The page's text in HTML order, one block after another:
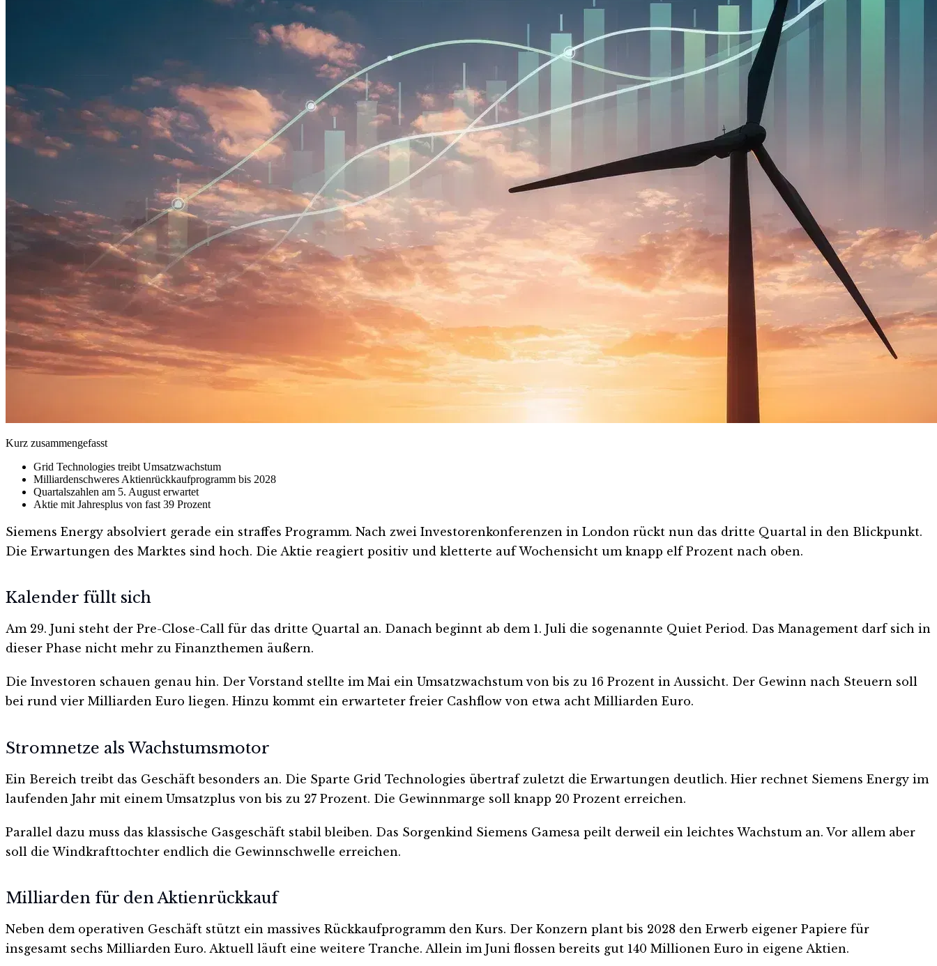
Kurz zusammengefasst
Grid Technologies treibt Umsatzwachstum
Milliardenschweres Aktienrückkaufprogramm bis 2028
Quartalszahlen am 5. August erwartet
Aktie mit Jahresplus von fast 39 Prozent
Siemens Energy absolviert gerade ein straffes Programm. Nach zwei Investorenkonferenzen in London rückt nun das dritte Quartal in den Blickpunkt.
Die Erwartungen des Marktes sind hoch. Die Aktie reagiert positiv und kletterte auf Wochensicht um knapp elf Prozent nach oben.
Kalender füllt sich
Am 29. Juni steht der Pre-Close-Call für das dritte Quartal an. Danach beginnt ab dem 1. Juli die sogenannte Quiet Period. Das Management darf sich in
dieser Phase nicht mehr zu Finanzthemen äußern.
Die Investoren schauen genau hin. Der Vorstand stellte im Mai ein Umsatzwachstum von bis zu 16 Prozent in Aussicht. Der Gewinn nach Steuern soll
bei rund vier Milliarden Euro liegen. Hinzu kommt ein erwarteter freier Cashflow von etwa acht Milliarden Euro.
Stromnetze als Wachstumsmotor
Ein Bereich treibt das Geschäft besonders an. Die Sparte Grid Technologies übertraf zuletzt die Erwartungen deutlich. Hier rechnet Siemens Energy im
laufenden Jahr mit einem Umsatzplus von bis zu 27 Prozent. Die Gewinnmarge soll knapp 20 Prozent erreichen.
Parallel dazu muss das klassische Gasgeschäft stabil bleiben. Das Sorgenkind Siemens Gamesa peilt derweil ein leichtes Wachstum an. Vor allem aber
soll die Windkrafttochter endlich die Gewinnschwelle erreichen.
Milliarden für den Aktienrückkauf
Neben dem operativen Geschäft stützt ein massives Rückkaufprogramm den Kurs. Der Konzern plant bis 2028 den Erwerb eigener Papiere für
insgesamt sechs Milliarden Euro. Aktuell läuft eine weitere Tranche. Allein im Juni flossen bereits gut 140 Millionen Euro in eigene Aktien.